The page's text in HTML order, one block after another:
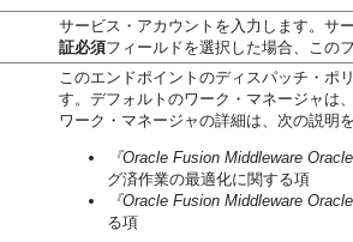
サービス・アカウントを入力します。サ
証必須フィールドを選択した場合、この
このエンドポイントのディスパッチ・ポ
す。デフォルトのワーク・マネージャは
ワーク・マネージャの詳細は、次の説明
『Oracle Fusion Middleware
グ済作業の最適化に関する項
『Oracle Fusion Middleware
る項